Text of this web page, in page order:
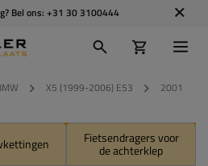
Bel ons: +31 30 3100444
X5 (1999-2006) E53 2001
Fietsendragers voor
de achterklep